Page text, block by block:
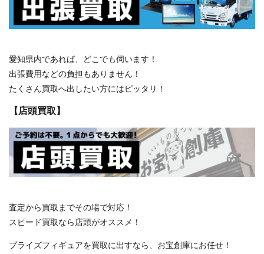
愛知県内であれば、どこでも伺います！
出張費用などの負担もありません！
たくさん買取へ出したい方にはピッタリ！
【店頭買取】
査定から買取までその場で対応！
スピード買取なら店頭がオススメ！
プライズフィギュアを買取に出すなら、お宝創庫にお任せ！